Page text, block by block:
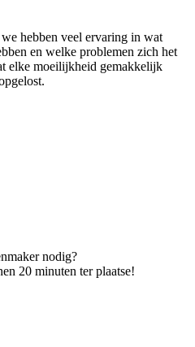
hebben veel ervaring in wat
en welke problemen zich het
elke moeilijkheid gemakkelijk
nodig?
20 minuten ter plaatse!